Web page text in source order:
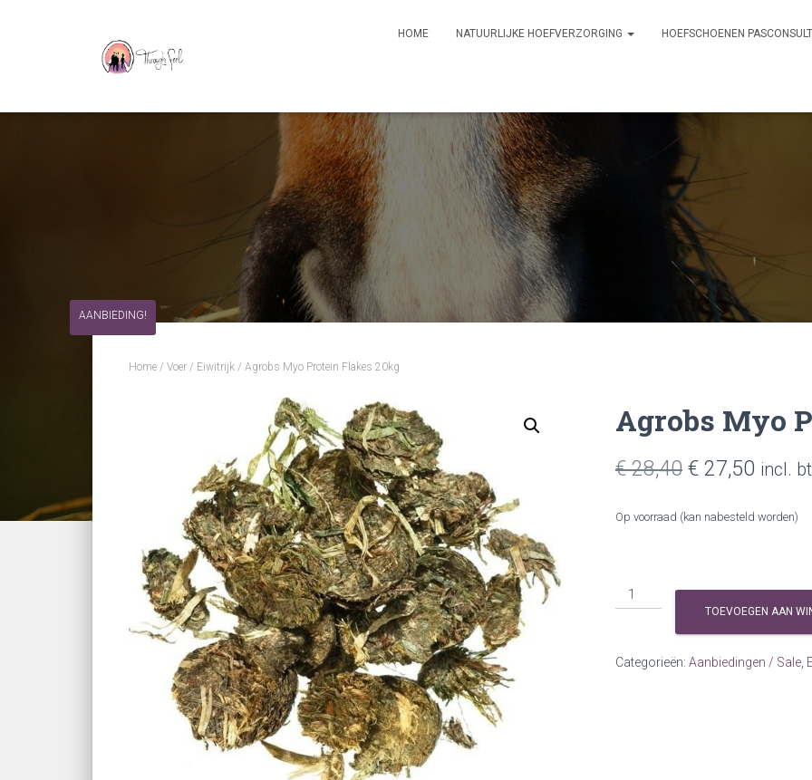
HOME NATUURLIJKE HOEFVERZORGING HOEFSCHOENEN PASCONSULT
Home / Voer / Eiwitrijk / Agrobs Myo Protein Flakes 20kg
AANBIEDING!
Agrobs Myo
€28,40 € 27,50 incl.
Op voorraad (kan nabesteld worden)
Agrobs
Myo
20kg
TOEVOEGEN AAN
Categorieën: Aanbiedingen / Sale